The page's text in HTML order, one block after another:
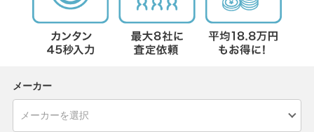
メーカー